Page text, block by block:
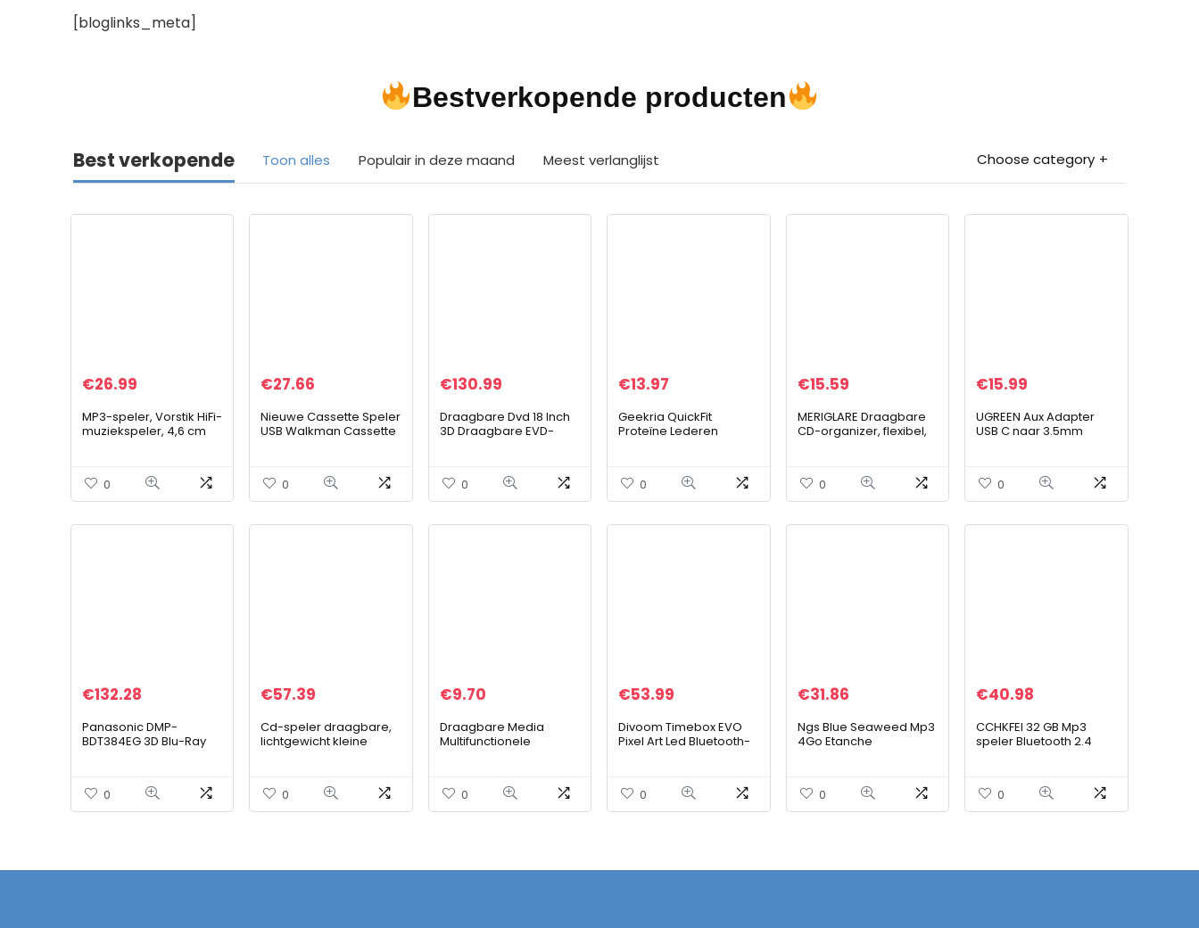
[bloglinks_meta]
Bestverkopende producten
Best verkopende Toon alles Populair in deze maand Meest verlanglijst Choose category
€26.99
MP3-speler, Vorstik HiFi-
muziekspeler, 4,6 cm
radio/voicerecorder/vi
deo Afspelen/lezen van
tekst, tot 90 uur
uitbreidbaar 128 GB TF
0
€27.66
Nieuwe Cassette Speler
USB Walkman Cassette
Opslaan MP3 Bestand
naar USB Flash/USB
Drive
0
€130.99
Draagbare Dvd 18 Inch
3D Draagbare EVD-
Ingebouwde Batterij,
Afstandsbediening En
Reistas
0
€13.97
Geekria QuickFit
Proteïne Lederen
Crusher Draadloze
Crusher Evo Crusher
ANC Hesh 3
Oorkussens, Headset
0
€15.59
MERIGLARE Draagbare
CD-organizer, flexibel,
capaciteiten voor
reizen in de auto, zilver
0
€15.99
UGREEN Aux Adapter
USB C naar 3.5mm
Compatibel met Galaxy
S21/ S21 +/ S21 Ultra/
S20/ Note10 iPad Pro
MacBook Pro Huawei
0
€132.28
Panasonic DMP-
BDT384EG 3D Blu-Ray
Bediening, USB, NAS,
Zwart
0
€57.39
Cd-speler draagbare,
lichtgewicht kleine
veiligheidsslotontwerp
0
€9.70
Draagbare Media
Multifunctionele
Draagtas, Grote
Capaciteit Draagbare
Album Organizer
0
€53.99
Divoom Timebox EVO
Pixel Art Led Bluetooth-
Draagbare Draadloze
Speaker Met Krachtige
Bas, Ondersteunt
0
€31.86
Ngs Blue Seaweed Mp3
4Go Etanche
0
€40.98
CCHKFEI 32 GB Mp3
speler Bluetooth 2.4
Muziekspelers met
luidspreker FM radio
Voice recorder voor
0